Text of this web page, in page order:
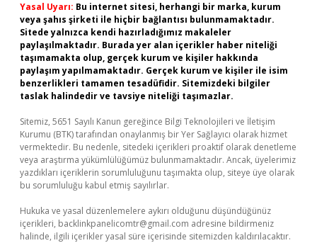
Yasal Uyarı: Bu internet sitesi, herhangi bir marka, kurum
veya şahıs şirketi ile hiçbir bağlantısı bulunmamaktadır.
Sitede yalnızca kendi hazırladığımız makaleler
paylaşılmaktadır. Burada yer alan içerikler haber niteliği
taşımamakta olup, gerçek kurum ve kişiler hakkında
paylaşım yapılmamaktadır. Gerçek kurum ve kişiler ile isim
benzerlikleri tamamen tesadüfidir. Sitemizdeki bilgiler
taslak halindedir ve tavsiye niteliği taşımazlar.
Sitemiz, 5651 Sayılı Kanun gereğince Bilgi Teknolojileri ve İletişim
Kurumu (BTK) tarafından onaylanmış bir Yer Sağlayıcı olarak hizmet
vermektedir. Bu nedenle, sitedeki içerikleri proaktif olarak denetleme
veya araştırma yükümlülüğümüz bulunmamaktadır. Ancak, üyelerimiz
yazdıkları içeriklerin sorumluluğunu taşımakta olup, siteye üye olarak
bu sorumluluğu kabul etmiş sayılırlar.
Hukuka ve yasal düzenlemelere aykırı olduğunu düşündüğünüz
içerikleri, backlinkpanelicomtr@gmail.com adresine bildirmeniz
halinde, ilgili içerikler yasal süre içerisinde sitemizden kaldırılacaktır.